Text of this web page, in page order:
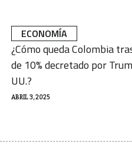
ECONOMÍA
ABRIL 3, 2025
¿Cómo queda Colombia
de 10% decretado por
UU.?